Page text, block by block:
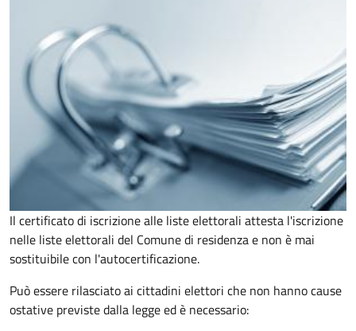
Il certificato di iscrizione alle liste elettorali attesta l'iscrizione
nelle liste elettorali del Comune di residenza e non è mai
sostituibile con l'autocertificazione.
Può essere rilasciato ai cittadini elettori che non hanno cause
ostative previste dalla legge ed è necessario: